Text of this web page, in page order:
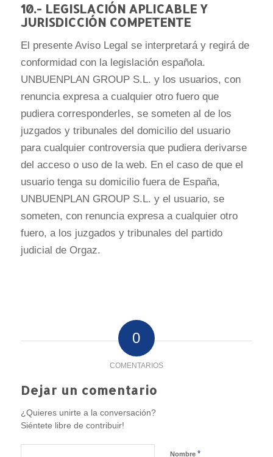
10.- LEGISLACIÓN APLICABLE Y
JURISDICCIÓN COMPETENTE
El presente Aviso Legal se interpretará y regirá de
conformidad con la legislación española.
UNBUENPLAN GROUP S.L. y los usuarios, con
renuncia expresa a cualquier otro fuero que
pudiera corresponderles, se someten al de los
juzgados y tribunales del domicilio del usuario
para cualquier controversia que pudiera derivarse
del acceso o uso de la web. En el caso de que el
usuario tenga su domicilio fuera de España,
UNBUENPLAN GROUP S.L. y el usuario, se
someten, con renuncia expresa a cualquier otro
fuero, a los juzgados y tribunales del partido
judicial de Orgaz.
0
COMENTARIOS
Dejar un comentario
¿Quieres unirte a la conversación?
Siéntete libre de contribuir!
Nombre *